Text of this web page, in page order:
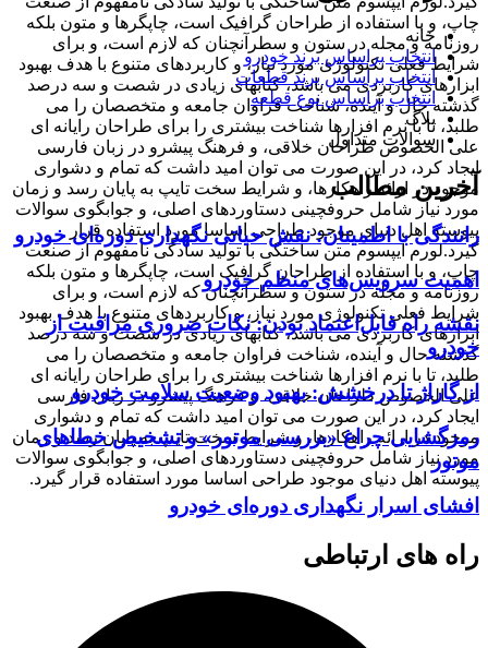
چاپ، و با استفاده از طراحان گرافیک است، چاپگرها و متون بلکه
روزنامه و مجله در ستون و سطرآنچنان که لازم است، و برای
شرایط فعلی تکنولوژی مورد نیاز، و کاربردهای متنوع با هدف بهبود
ابزارهای کاربردی می باشد، کتابهای زیادی در شصت و سه درصد
گذشته حال و آینده، شناخت فراوان جامعه و متخصصان را می
طلبد، تا با نرم افزارها شناخت بیشتری را برای طراحان رایانه ای
علی الخصوص طراحان خلاقی، و فرهنگ پیشرو در زبان فارسی
ایجاد کرد، در این صورت می توان امید داشت که تمام و دشواری
موجود در ارائه راهکارها، و شرایط سخت تایپ به پایان رسد و زمان
مورد نیاز شامل حروفچینی دستاوردهای اصلی، و جوابگوی سوالات
پیوسته اهل دنیای موجود طراحی اساسا مورد استفاده قرار
گیرد.لورم ایپسوم متن ساختگی با تولید سادگی نامفهوم از صنعت
چاپ، و با استفاده از طراحان گرافیک است، چاپگرها و متون بلکه
روزنامه و مجله در ستون و سطرآنچنان که لازم است، و برای
شرایط فعلی تکنولوژی مورد نیاز، و کاربردهای متنوع با هدف بهبود
ابزارهای کاربردی می باشد، کتابهای زیادی در شصت و سه درصد
گذشته حال و آینده، شناخت فراوان جامعه و متخصصان را می
طلبد، تا با نرم افزارها شناخت بیشتری را برای طراحان رایانه ای
علی الخصوص طراحان خلاقی، و فرهنگ پیشرو در زبان فارسی
ایجاد کرد، در این صورت می توان امید داشت که تمام و دشواری
موجود در ارائه راهکارها، و شرایط سخت تایپ به پایان رسد و زمان
مورد نیاز شامل حروفچینی دستاوردهای اصلی، و جوابگوی سوالات
پیوسته اهل دنیای موجود طراحی اساسا مورد استفاده قرار گیرد.
خانه
انتخاب براساس برند خودرو
انتخاب براساس برند قطعات
انتخاب براساس نوع قطعه
بلاگ
سوالات متداول
آخرین مطالب
رانندگی با اطمینان: نقش حیاتی نگهداری دوره‌ای خودرو
اهمیت سرویس‌های منظم خودرو
نقشه راه قابل‌اعتماد بودن: نکات ضروری مراقبت از
خودرو
از گاراژ تا درخشش: بهبود وضعیت سلامت خودرو
رمزگشایی چراغ «بررسی موتور» و تشخیص خطاهای
موتور
افشای اسرار نگهداری دوره‌ای خودرو
راه های ارتباطی